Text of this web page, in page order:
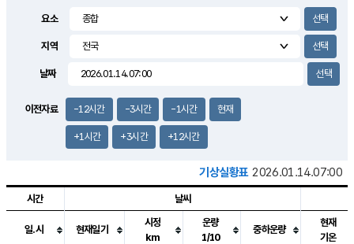
3.3m/s
요소
지역
날짜
이전자료 -12시간 -3시간 -1시간 현재
+1시간 +3시간 +12시간
기상실황표 2026.01.14.07:00
시간 날씨
일.시 현재일기
시정
km
운량
1/10
중하운량
현재
기온